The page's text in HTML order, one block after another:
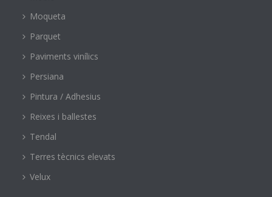
Moqueta
Parquet
Paviments vinílics
Persiana
Pintura / Adhesius
Reixes i ballestes
Tendal
Terres tècnics elevats
Velux